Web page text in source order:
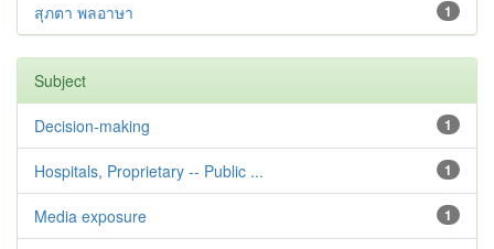
1
สุภตา พลอาษา
Subject
1
Decision-making
1
Hospitals, Proprietary -- Public ...
1
Media exposure